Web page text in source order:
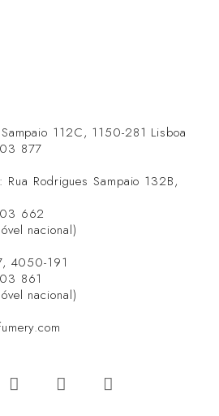
112C, 1150-281 Lisboa
877
Rua Rodrigues Sampaio 132B,
662
nacional)
4050-191
861
nacional)